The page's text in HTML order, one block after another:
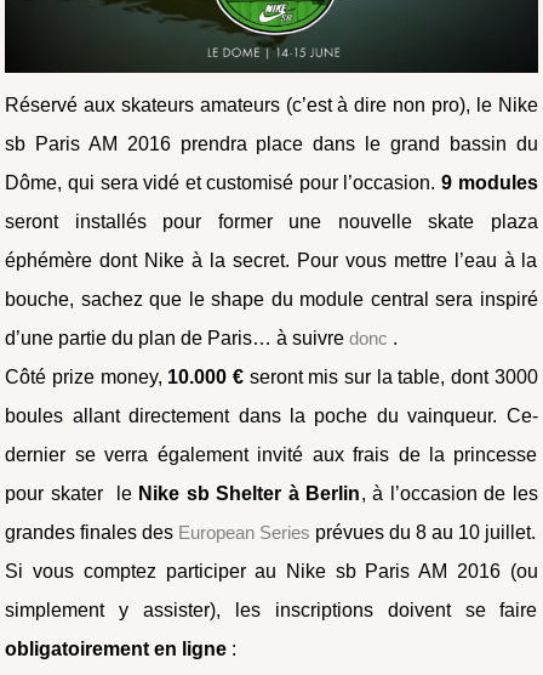
Réservé aux skateurs amateurs (c’est à dire non pro), le Nike
sb Paris AM 2016 prendra place dans le grand bassin du
Dôme, qui sera vidé et customisé pour l’occasion. 9 modules
seront installés pour former une nouvelle skate plaza
éphémère dont Nike à la secret. Pour vous mettre l’eau à la
bouche, sachez que le shape du module central sera inspiré
d’une partie du plan de Paris… à suivredonc .
Côté prize money, 10.000 € seront mis sur la table, dont 3000
boules allant directement dans la poche du vainqueur. Ce-
dernier se verra également invité aux frais de la princesse
pour skater le Nike sb Shelter à Berlin, à l’occasion de les
grandes finales des European Series prévues du 8 au 10 juillet.
Si vous comptez participer au Nike sb Paris AM 2016 (ou
simplement y assister), les inscriptions doivent se faire
obligatoirement en ligne :